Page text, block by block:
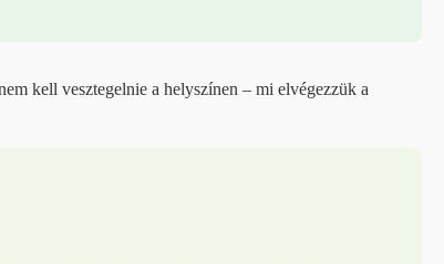
kell vesztegelnie a helyszínen – mi elvégezzük a